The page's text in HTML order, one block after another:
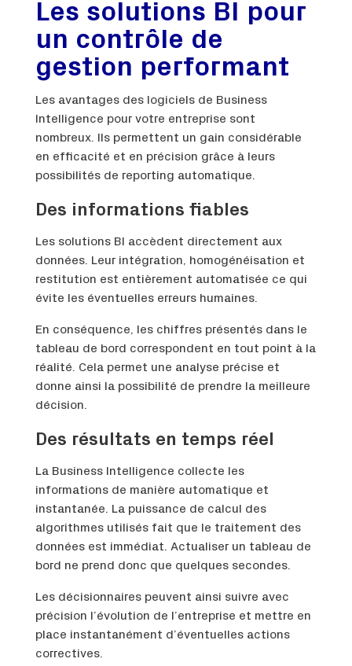
Les solutions BI pour
un contrôle de
gestion performant
Les avantages des logiciels de Business
Intelligence pour votre entreprise sont
nombreux. Ils permettent un gain considérable
en efficacité et en précision grâce à leurs
possibilités de reporting automatique.
Des informations fiables
Les solutions BI accèdent directement aux
données. Leur intégration, homogénéisation et
restitution est entièrement automatisée ce qui
évite les éventuelles erreurs humaines.
En conséquence, les chiffres présentés dans le
tableau de bord correspondent en tout point à la
réalité. Cela permet une analyse précise et
donne ainsi la possibilité de prendre la meilleure
décision.
Des résultats en temps réel
La Business Intelligence collecte les
informations de manière automatique et
instantanée. La puissance de calcul des
algorithmes utilisés fait que le traitement des
données est immédiat. Actualiser un tableau de
bord ne prend donc que quelques secondes.
Les décisionnaires peuvent ainsi suivre avec
précision l’évolution de l’entreprise et mettre en
place instantanément d’éventuelles actions
correctives.